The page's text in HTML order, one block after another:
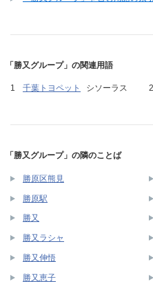
「勝又グループ」の関連用語
千葉トヨペット シソーラス
「勝又グループ」の隣のことば
勝原区熊見
勝原駅
勝又
勝又ラシャ
勝又伸悟
勝又恵子